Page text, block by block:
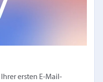
ersten E-Mail-